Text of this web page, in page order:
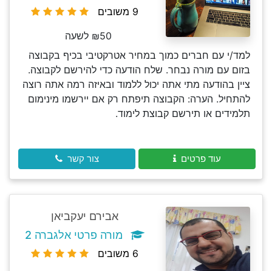
9 משובים
₪50 לשעה
למד/י עם חברים כמוך במחיר אטרקטיבי בכיף בקבוצה
בזום עם מורה נבחר. שלח הודעה כדי להירשם לקבוצה.
ציין בהודעה מתי אתה יכול ללמוד ובאיזה רמה אתה רוצה
להתחיל. הערה: הקבוצה תיפתח רק אם יירשמו מינימום
תלמידים או תירשם קבוצת לימוד.
עוד פרטים צור קשר
אבירם יעקביאן
מורה פרטי אלגברה 2
6 משובים